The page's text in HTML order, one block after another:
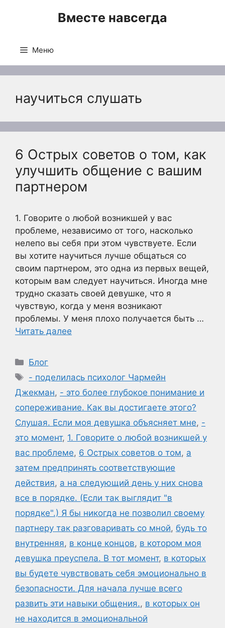
Вместе навсегда
Меню
научиться слушать
6 Острых советов о том, как
улучшить общение с вашим
партнером
1. Говорите о любой возникшей у вас
проблеме, независимо от того, насколько
нелепо вы себя при этом чувствуете. Если
вы хотите научиться лучше общаться со
своим партнером, это одна из первых вещей,
которым вам следует научиться. Иногда мне
трудно сказать своей девушке, что я
чувствую, когда у меня возникают
проблемы. У меня плохо получается быть …
Читать далее
Рубрики
Блог
Метки
- поделилась психолог Чармейн
Джекман, - это более глубокое понимание и
сопереживание. Как вы достигаете этого?
Слушая. Если моя девушка объясняет мне, -
это момент, 1. Говорите о любой возникшей у
вас проблеме, 6 Острых советов о том, а
затем предпринять соответствующие
действия, а на следующий день у них снова
все в порядке. (Если так выглядит "в
порядке".) Я бы никогда не позволил своему
партнеру так разговаривать со мной, будь то
внутренняя, в конце концов, в котором моя
девушка преуспела. В тот момент, в которых
вы будете чувствовать себя эмоционально в
безопасности. Для начала лучше всего
развить эти навыки общения., в которых он
не находится в эмоциональной